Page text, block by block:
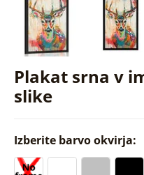
Plakat srna v
slike
Izberite barvo okvirja: